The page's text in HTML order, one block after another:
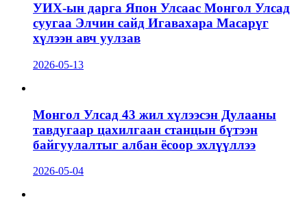
УИХ-ын дарга Япон Улсаас Монгол Улсад
суугаа Элчин сайд Игавахара Масарүг
хүлээн авч уулзав
2026-05-13
Монгол Улсад 43 жил хүлээсэн Дулааны
тавдугаар цахилгаан станцын бүтээн
байгуулалтыг албан ёсоор эхлүүллээ
2026-05-04